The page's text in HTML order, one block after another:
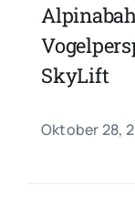
SkyLift
Oktober 28,